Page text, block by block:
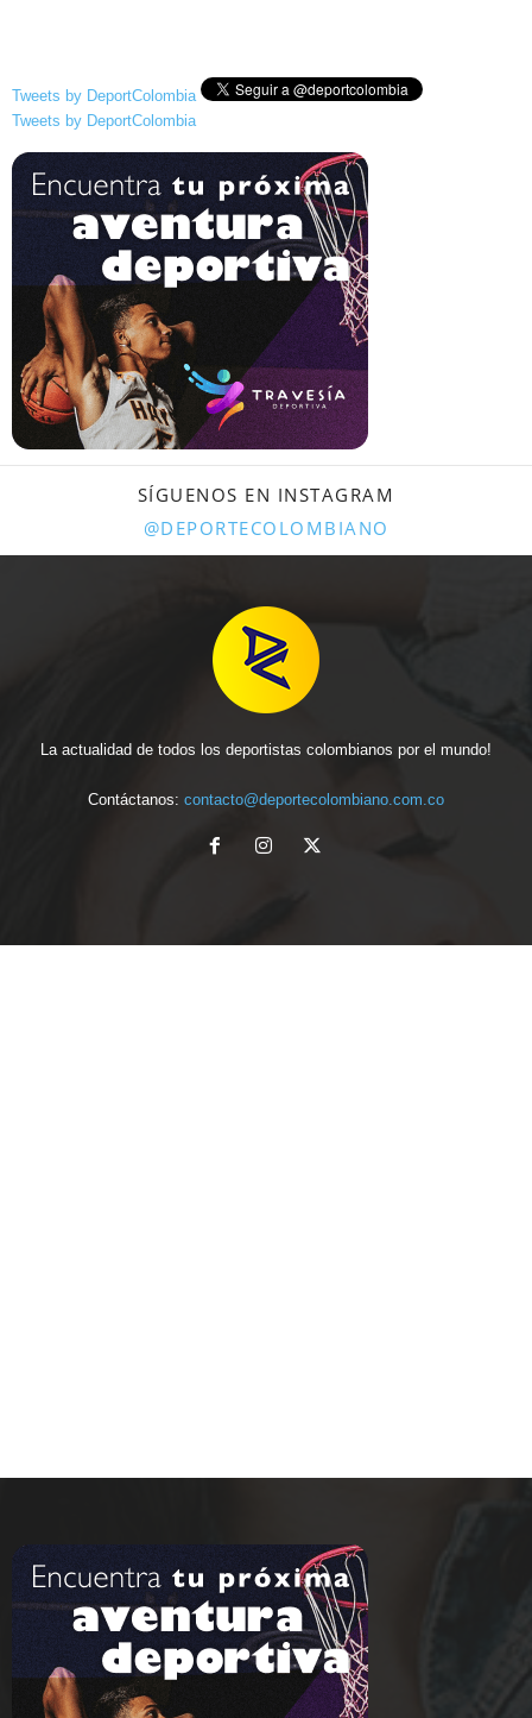
Tweets by DeportColombia
Tweets by DeportColombia
SÍGUENOS EN INSTAGRAM
@DEPORTECOLOMBIANO
La actualidad de todos los deportistas colombianos por el mundo!
Contáctanos: contacto@deportecolombiano.com.co